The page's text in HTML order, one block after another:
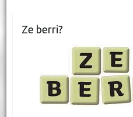
Ze berri?